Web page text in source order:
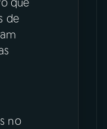
de
no